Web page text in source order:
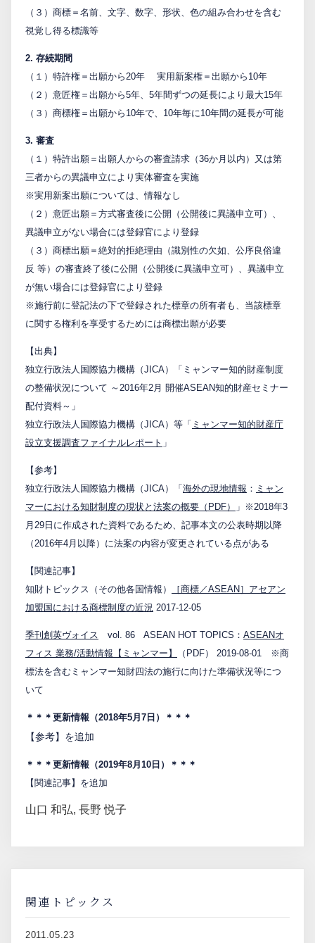
（３）商標＝名前、文字、数字、形状、色の組み合わせを含む
視覚し得る標識等
2. 存続期間
（１）特許権＝出願から20年 実用新案権＝出願から10年
（２）意匠権＝出願から5年、5年間ずつの延長により最大15年
（３）商標権＝出願から10年で、10年毎に10年間の延長が可能
3. 審査
（１）特許出願＝出願人からの審査請求（36か月以内）又は第
三者からの異議申立により実体審査を実施
※実用新案出願については、情報なし
（２）意匠出願＝方式審査後に公開（公開後に異議申立可）、
異議申立がない場合には登録官により登録
（３）商標出願＝絶対的拒絶理由（識別性の欠如、公序良俗違
反 等）の審査終了後に公開（公開後に異議申立可）、異議申立
が無い場合には登録官により登録
※施行前に登記法の下で登録された標章の所有者も、当該標章
に関する権利を享受するためには商標出願が必要
【出典】
独立行政法人国際協力機構（JICA）「ミャンマー知的財産制度
の整備状況について ～2016年2月 開催ASEAN知的財産セミナー
配付資料～」
独立行政法人国際協力機構（JICA）等「 ミャンマー知的財産庁
設立支援調査ファイナルレポート 」
【参考】
独立行政法人国際協力機構（JICA）「 海外の現地情報 ： ミャン
マーにおける知財制度の現状と法案の概要（PDF）
」※2018年3
月29日に作成された資料であるため、記事本文の公表時期以降
（2016年4月以降）に法案の内容が変更されている点がある
【関連記事】
知財トピックス（その他各国情報）
［商標／ASEAN］アセアン
加盟国における商標制度の近況 2017-12-05
季刊創英ヴォイス vol. 86 ASEAN HOT TOPICS： ASEANオ
フィス 業務/活動情報【ミャンマー】
（PDF） 2019-08-01 ※商
標法を含むミャンマー知財四法の施行に向けた準備状況等につ
いて
＊＊＊更新情報（2018年5月7日）＊＊＊
【参考】を追加
＊＊＊更新情報（2019年8月10日）＊＊＊
【関連記事】を追加
山口 和弘, 長野 悦子
関連トピックス
2011.05.23